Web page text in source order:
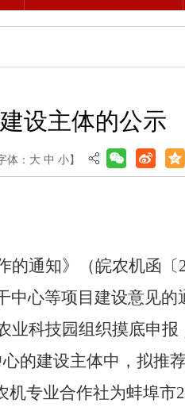
设主体的公示
体： 大 中 小】
的通知》（皖农机函〔
中心等项目建设意见的
业科技园组织摸底申报
的建设主体中，拟推
机专业合作社为蚌埠市